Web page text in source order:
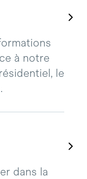
à notre
le
dans la